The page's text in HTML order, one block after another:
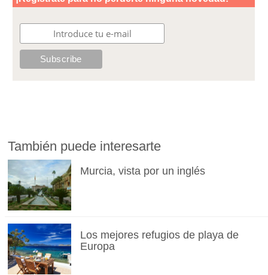
También puede interesarte
Murcia, vista por un inglés
Los mejores refugios de playa de
Europa